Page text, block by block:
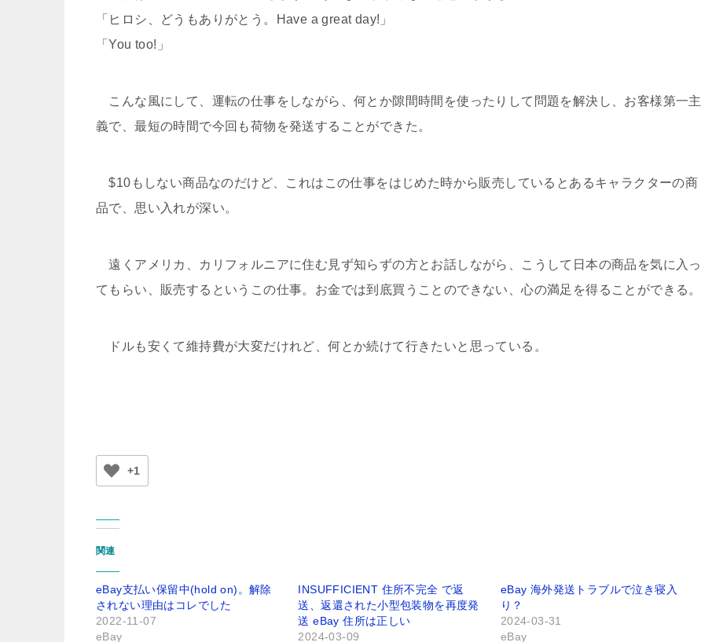
「ヒロシ、どうもありがとう。Have a great day!」
「You too!」
こんな風にして、運転の仕事をしながら、何とか隙間時間を使ったりして問題を解決し、お客様第一主
義で、最短の時間で今回も荷物を発送することができた。
$10もしない商品なのだけど、これはこの仕事をはじめた時から販売しているとあるキャラクターの商
品で、思い入れが深い。
遠くアメリカ、カリフォルニアに住む見ず知らずの方とお話しながら、こうして日本の商品を気に入っ
てもらい、販売するというこの仕事。お金では到底買うことのできない、心の満足を得ることができる。
ドルも安くて維持費が大変だけれど、何とか続けて行きたいと思っている。
+1
関連
eBay支払い保留中(hold on)。解除
されない理由はコレでした
2022-11-07
eBay
INSUFFICIENT 住所不完全 で返
送、返還された小型包装物を再度発
送 eBay 住所は正しい
2024-03-09
eBay 海外発送トラブルで泣き寝入
り？
2024-03-31
eBay